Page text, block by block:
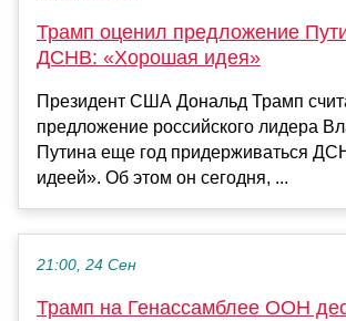
Трамп оценил предложение
ДСНВ: «Хорошая идея»
Президент США Дональд Трамп
предложение российского лидера
Путина еще год придерживаться
идеей». Об этом он сегодня, ...
21:00, 24 Сен
Трамп на Генассамблее ООН